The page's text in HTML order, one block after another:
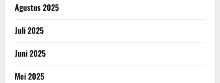
Agustus 2025
Juli 2025
Juni 2025
Mei 2025